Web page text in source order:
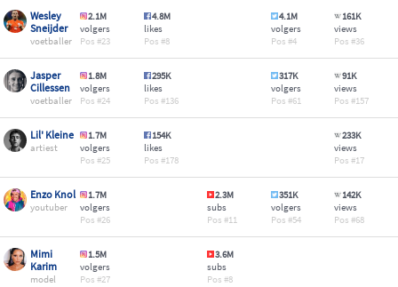
Wesley
Sneijder
voetballer
2.1M
volgers
23
4.8M
likes
8
4.1M
volgers
4
161K
views
36
Jasper
Cillessen
voetballer
1.8M
volgers
24
295K
likes
136
317K
volgers
61
91K
views
157
Lil' Kleine
artiest
1.7M
volgers
25
154K
likes
178
233K
views
17
Enzo Knol
youtuber
1.7M
volgers
26
2.3M
subs
11
351K
volgers
54
142K
views
68
Mimi
Karim
model
1.5M
volgers
27
3.6M
subs
8